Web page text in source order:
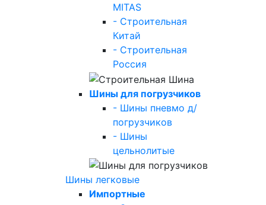
MITAS
- Строительная
Китай
- Строительная
Россия
Шины для погрузчиков
- Шины пневмо д/
погрузчиков
- Шины
цельнолитые
Шины легковые
Импортные